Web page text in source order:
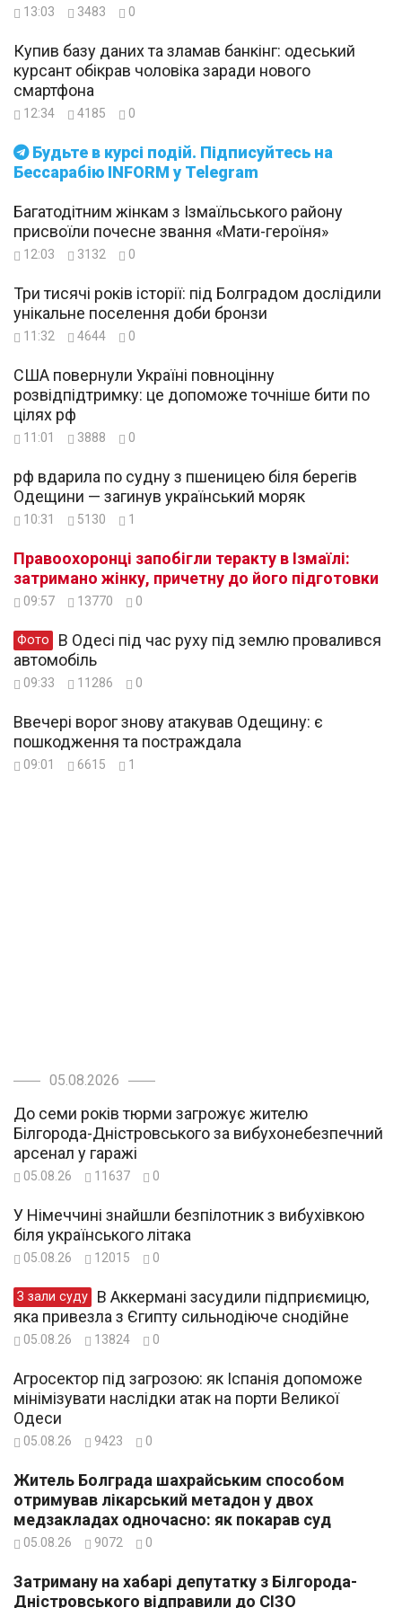
Будьте в курсі подій. Підписуйтесь на
Бессарабію INFORM у Telegram
13:03 3483 0
Купив базу даних та зламав банкінг: одеський
курсант обікрав чоловіка заради нового
смартфона
12:34 4185 0
Багатодітним жінкам з Ізмаїльського району
присвоїли почесне звання «Мати-героїня»
12:03 3132 0
Три тисячі років історії: під Болградом дослідили
унікальне поселення доби бронзи
11:32 4644 0
США повернули Україні повноцінну
розвідпідтримку: це допоможе точніше бити по
цілях рф
11:01 3888 0
рф вдарила по судну з пшеницею біля берегів
Одещини — загинув український моряк
10:31 5130 1
Правоохоронці запобігли теракту в Ізмаїлі:
затримано жінку, причетну до його підготовки
09:57 13770 0
Фото
автомобіль
09:33 11286 0
Ввечері ворог знову атакував Одещину: є
пошкодження та постраждала
09:01 6615 1
05.08.2026
До семи років тюрми загрожує жителю
Білгорода-Дністровського за вибухонебезпечний
арсенал у гаражі
05.08.26 11637 0
У Німеччині знайшли безпілотник з вибухівкою
біля українського літака
05.08.26 12015 0
З зали суду
яка привезла з Єгипту сильнодіюче снодійне
05.08.26 13824 0
Агросектор під загрозою: як Іспанія допоможе
мінімізувати наслідки атак на порти Великої
Одеси
05.08.26 9423 0
Житель Болграда шахрайським способом
отримував лікарський метадон у двох
медзакладах одночасно: як покарав суд
05.08.26 9072 0
Затриману на хабарі депутатку з Білгорода-
Дністровського відправили до СІЗО